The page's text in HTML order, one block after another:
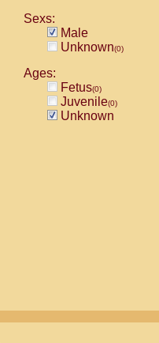
Sexs:
Male
Unknown(0)
Ages:
Fetus(0)
Juvenile(0)
Unknown